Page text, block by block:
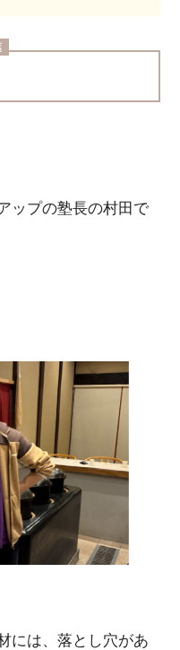
ップの塾長の村田で
には、落とし穴があ